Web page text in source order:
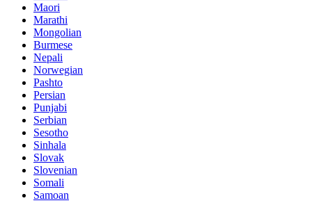
Maori
Marathi
Mongolian
Burmese
Nepali
Norwegian
Pashto
Persian
Punjabi
Serbian
Sesotho
Sinhala
Slovak
Slovenian
Somali
Samoan